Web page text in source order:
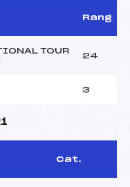
Rang
TOUR
24
3
Cat.